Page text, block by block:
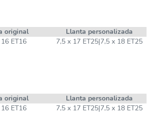
original
Llanta personalizada
ET16 7,5 x 17 ET25|7,5 x 18 ET25
original
Llanta personalizada
ET16 7,5 x 17 ET25|7,5 x 18 ET25